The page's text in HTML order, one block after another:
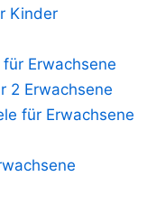
Kinder
Erwachsene
2 Erwachsene
für Erwachsene